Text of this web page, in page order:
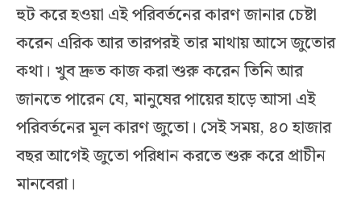
হুট করে হওয়া এই পরিবর্তনের কারণ জানার চেষ্টা
করেন এরিক আর তারপরই তার মাথায় আসে জুতোর
কথা। খুব দ্রুত কাজ করা শুরু করেন তিনি আর
জানতে পারেন যে, মানুষের পায়ের হাড়ে আসা এই
পরিবর্তনের মূল কারণ জুতো। সেই সময়, ৪০ হাজার
বছর আগেই জুতো পরিধান করতে শুরু করে প্রাচীন
মানবেরা।